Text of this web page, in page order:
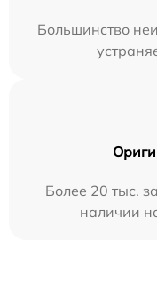
Большинство
Более 20 тыс.
наличии